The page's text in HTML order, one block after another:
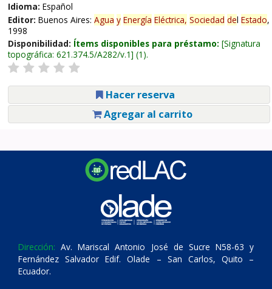
Idioma: Español
Editor: Buenos Aires: Agua y Energía Eléctrica, Sociedad del Estado,
1998
Disponibilidad: Ítems disponibles para préstamo: Signatura
topográfica: 621.374.5/A282/v.1 (1).
Hacer reserva
Agregar al carrito
Dirección: Av. Mariscal Antonio José de Sucre N58-63 y
Fernández Salvador Edif. Olade – San Carlos, Quito –
Ecuador.